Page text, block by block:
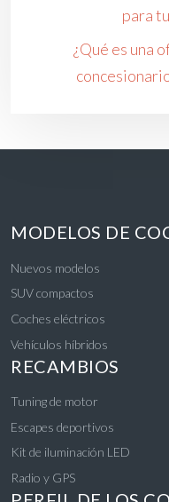
para
¿Qué es una
MODELOS DE
Nuevos modelos
SUV compactos
Coches eléctricos
Vehículos híbridos
RECAMBIOS
Tuning de motor
Escapes deportivos
Kit de iluminación LED
Radio y GPS